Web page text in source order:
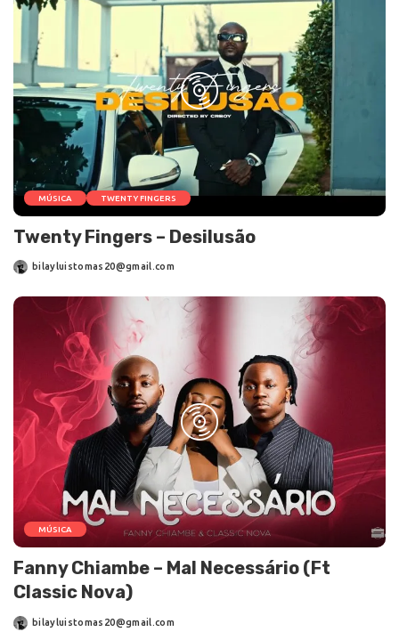
MÚSICA TWENTY FINGERS
Twenty Fingers – Desilusão
bilayluistomas20@gmail.com
MÚSICA
Fanny Chiambe – Mal Necessário (Ft
Classic Nova)
bilayluistomas20@gmail.com